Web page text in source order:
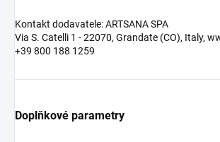
Kontakt dodavatele: ARTSANA SPA
Via S. Catelli 1 - 22070, Grandate (CO), Italy,
+39 800 188 1259
Doplňkové parametry